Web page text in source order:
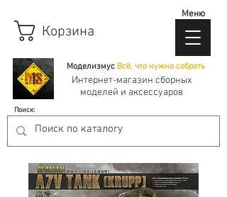
Моделизмус Всё, что нужно собрать
Корзина
Интернет-магазин сборных
моделей и аксессуаров
Поиск:
Меню